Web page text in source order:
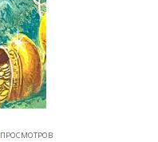
ПРОСМОТРОВ